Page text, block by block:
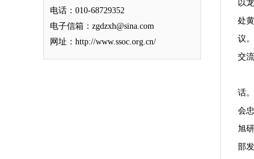
电话：010-68729352
电子信箱：zgdzxh@sina.com
网址：http://www.ssoc.org.cn/
以
处
议
交流
话
会
旭
部